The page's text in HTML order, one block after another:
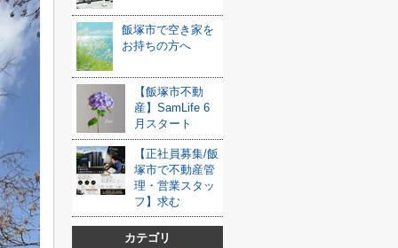
飯塚市で空き家を
お持ちの方へ
【飯塚市不動
産】SamLife 6
月スタート
【正社員募集/飯
塚市で不動産管
理・営業スタッ
フ】求む
カテゴリ